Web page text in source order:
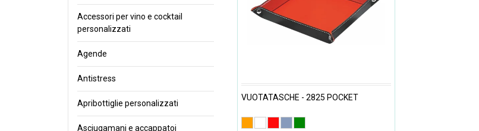
Accessori per vino e cocktail
personalizzati
Agende
Antistress
Apribottiglie personalizzati
Asciugamani e accappatoi
VUOTATASCHE - 2825 POCKET